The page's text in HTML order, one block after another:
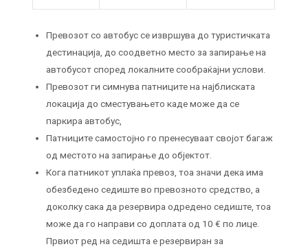
Превозот со автобус се извршува до туристичката
дестинација, до соодветно место за запирање на
автобусот според локалните сообраќајни услови.
Превозот ги симнува патниците на најблиската
локација до сместувањето каде може да се
паркира автобус,
Патниците самостојно го пренесуваат својот багаж
од местото на запирање до објектот.
Кога патникот уплаќа превоз, тоа значи дека има
обезбедено седиште во превозното средство, а
доколку сака да резервира одредено седиште, тоа
може да го направи со доплата од 10 € по лице.
Првиот ред на седишта е резервиран за